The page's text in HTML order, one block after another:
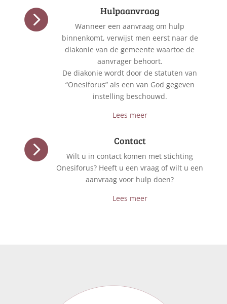
 Hulpaanvraag
Wanneer een aanvraag om hulp
binnenkomt, verwijst men eerst naar de
diakonie van de gemeente waartoe de
aanvrager behoort.
De diakonie wordt door de statuten van
“Onesiforus” als een van God gegeven
instelling beschouwd.
Lees meer
 Contact
Wilt u in contact komen met stichting
Onesiforus? Heeft u een vraag of wilt u een
aanvraag voor hulp doen?
Lees meer